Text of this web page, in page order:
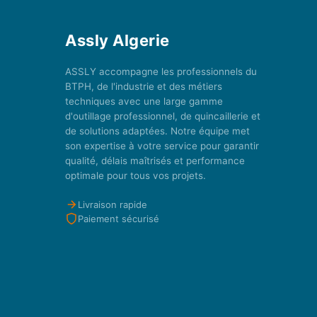
Assly Algerie
ASSLY accompagne les professionnels du
BTPH, de l'industrie et des métiers
techniques avec une large gamme
d'outillage professionnel, de quincaillerie et
de solutions adaptées. Notre équipe met
son expertise à votre service pour garantir
qualité, délais maîtrisés et performance
optimale pour tous vos projets.
Livraison rapide
Paiement sécurisé